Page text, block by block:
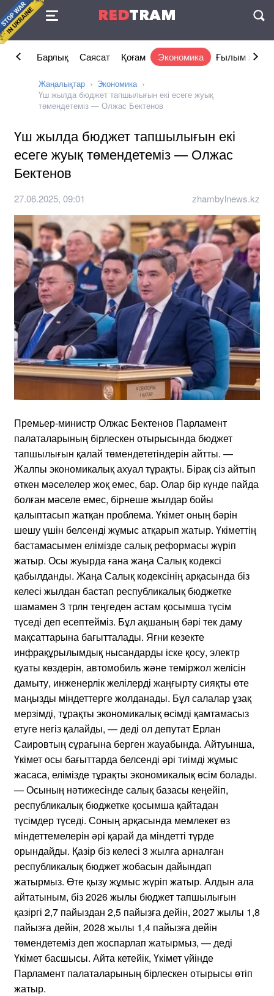
REDTRAM
Келісімі
Барлық Саясат Қоғам Экономика Ғылым және
Жаңалықтар
Экономика
Үш жылда бюджет тапшылығын екі есеге жуық
төмендетеміз — Олжас Бектенов
Үш жылда бюджет тапшылығын екі
есеге жуық төмендетеміз — Олжас
Бектенов
27.06.2025, 09:01 zhambylnews.kz
Премьер-министр Олжас Бектенов Парламент
палаталарының бірлескен отырысында бюджет
тапшылығын қалай төмендететіндерін айтты. —
Жалпы экономикалық ахуал тұрақты. Бірақ сіз айтып
өткен мәселелер жоқ емес, бар. Олар бір күнде пайда
болған мәселе емес, бірнеше жылдар бойы
қалыптасып жатқан проблема. Үкімет оның бәрін
шешу үшін белсенді жұмыс атқарып жатыр. Үкіметтің
бастамасымен елімізде салық реформасы жүріп
жатыр. Осы жуырда ғана жаңа Салық кодексі
қабылданды. Жаңа Салық кодексінің арқасында біз
келесі жылдан бастап республикалық бюджетке
шамамен 3 трлн теңгеден астам қосымша түсім
түседі деп есептейміз. Бұл ақшаның бәрі тек даму
мақсаттарына бағытталады. Яғни кезекте
инфрақұрылымдық нысандарды іске қосу, электр
қуаты көздерін, автомобиль және теміржол желісін
дамыту, инженерлік желілерді жаңғырту сияқты өте
маңызды міндеттерге жолданады. Бұл салалар ұзақ
мерзімді, тұрақты экономикалық өсімді қамтамасыз
етуге негіз қалайды, — деді ол депутат Ерлан
Саировтың сұрағына берген жауабында. Айтуынша,
Үкімет осы бағыттарда белсенді әрі тиімді жұмыс
жасаса, елімізде тұрақты экономикалық өсім болады.
— Осының нәтижесінде салық базасы кеңейіп,
республикалық бюджетке қосымша қайтадан
түсімдер түседі. Соның арқасында мемлекет өз
міндеттемелерін әрі қарай да міндетті түрде
орындайды. Қазір біз келесі 3 жылға арналған
республикалық бюджет жобасын дайындап
жатырмыз. Өте қызу жұмыс жүріп жатыр. Алдын ала
айтатыным, біз 2026 жылы бюджет тапшылығын
қазіргі 2,7 пайыздан 2,5 пайызға дейін, 2027 жылы 1,8
пайызға дейін, 2028 жылы 1,4 пайызға дейін
төмендетеміз деп жоспарлап жатырмыз, — деді
Үкімет басшысы. Айта кетейік, Үкімет үйінде
Парламент палаталарының бірлескен отырысы өтіп
жатыр.